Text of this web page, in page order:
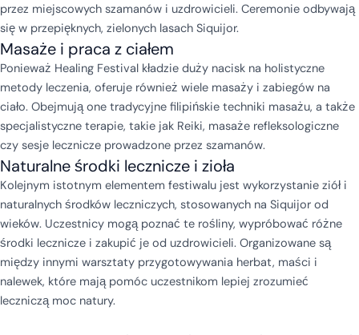
przez miejscowych szamanów i uzdrowicieli. Ceremonie odbywają
się w przepięknych, zielonych lasach Siquijor.
Masaże i praca z ciałem
Ponieważ Healing Festival kładzie duży nacisk na holistyczne
metody leczenia, oferuje również wiele masaży i zabiegów na
ciało. Obejmują one tradycyjne filipińskie techniki masażu, a także
specjalistyczne terapie, takie jak Reiki, masaże refleksologiczne
czy sesje lecznicze prowadzone przez szamanów.
Naturalne środki lecznicze i zioła
Kolejnym istotnym elementem festiwalu jest wykorzystanie ziół i
naturalnych środków leczniczych, stosowanych na Siquijor od
wieków. Uczestnicy mogą poznać te rośliny, wypróbować różne
środki lecznicze i zakupić je od uzdrowicieli. Organizowane są
między innymi warsztaty przygotowywania herbat, maści i
nalewek, które mają pomóc uczestnikom lepiej zrozumieć
leczniczą moc natury.